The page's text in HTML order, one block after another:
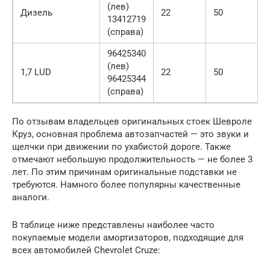
Дизель
(лев)
13412719
(справа)
22 50
1,7 LUD
96425340
(лев)
96425344
(справа)
22 50
По отзывам владельцев оригинальных стоек Шевроле
Круз, основная проблема автозапчастей — это звуки и
щелчки при движении по ухабистой дороге. Также
отмечают небольшую продолжительность — не более 3
лет. По этим причинам оригинальные подставки не
требуются. Намного более популярны качественные
аналоги.
В таблице ниже представлены наиболее часто
покупаемые модели амортизаторов, подходящие для
всех автомобилей Chevrolet Cruze: